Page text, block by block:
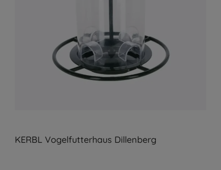
KERBL Vogelfutterhaus Dillenberg